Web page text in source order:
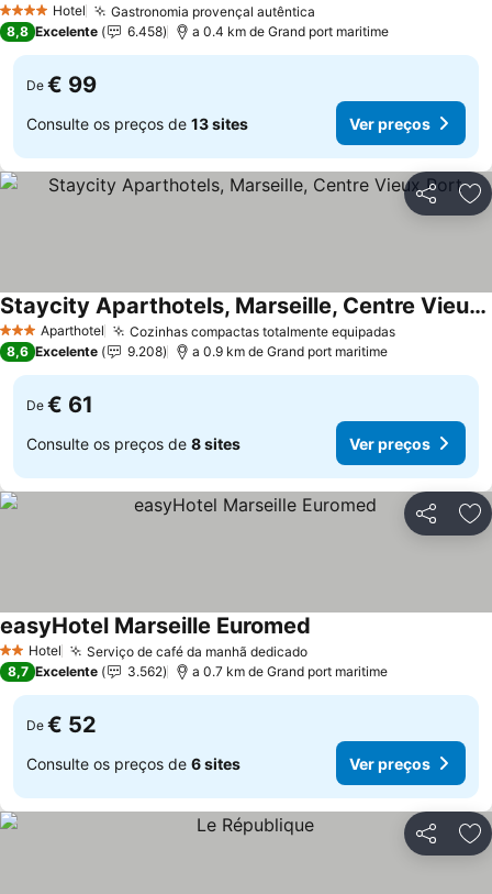
4 EstrelasHotel Gastronomia provençal autêntica
8,8 Excelente 6.458 a 0.4 km de Grand port maritime
De € 99
Consulte os preços de 13 sites Ver preços
Partilhar
3 EstrelasAparthotel Cozinhas compactas totalmente equipadasVer preços
Staycity Aparthotels, Marseille, Centre Vieux Port
Ver preços
8,6 Excelente 9.208 a 0.9 km de Grand port maritime
De € 61
Consulte os preços de 8 sites Ver preços
Partilhar
2 Estrelas
Hotel Serviço de café da manhã dedicadoVer preços
easyHotel Marseille Euromed
8,7 Excelente 3.562 a 0.7 km de Grand port maritime
De € 52
Consulte os preços de 6 sites Ver preços
Partilhar